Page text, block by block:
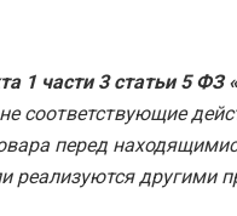
1 части 3 статьи 5 ФЗ
соответствующие
перед
реализуются другими